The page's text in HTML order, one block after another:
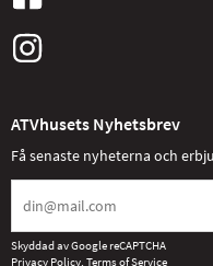
ATVhusets Nyhetsbrev
Få senaste nyheterna och
Skyddad av Google reCAPTCHA
Privacy Policy, Terms of Service